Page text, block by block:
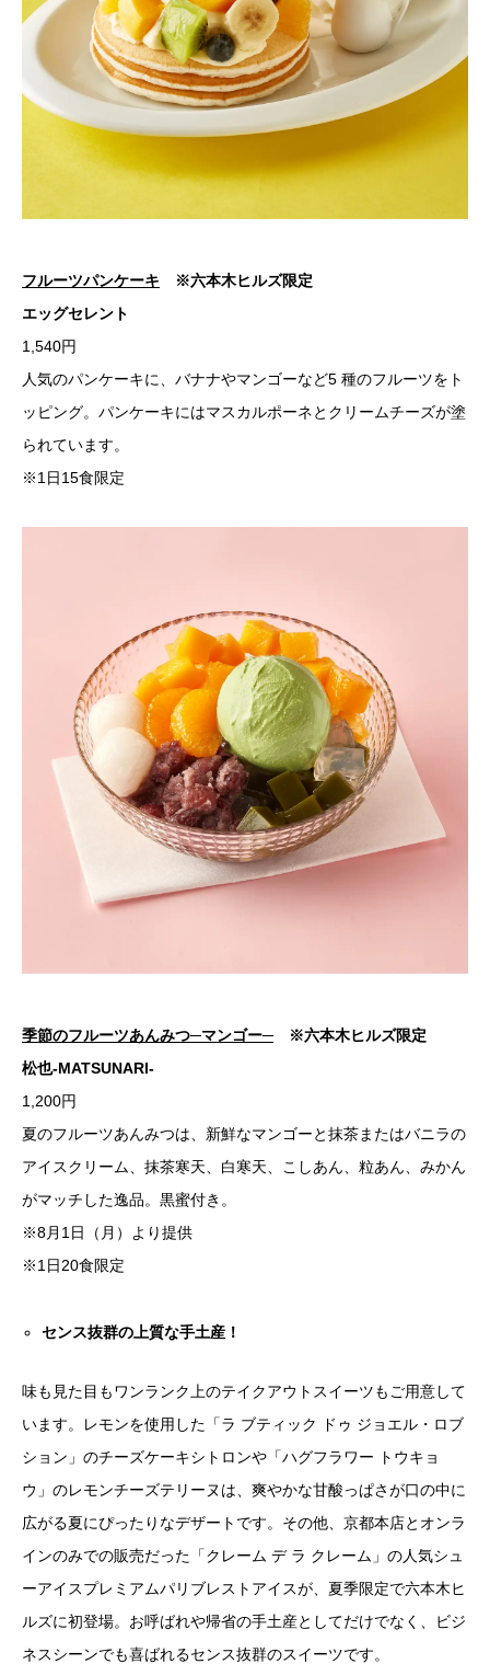
フルーツパンケーキ ※六本木ヒルズ限定
エッグセレント
1,540円
人気のパンケーキに、バナナやマンゴーなど5 種のフルーツをト
ッピング。パンケーキにはマスカルポーネとクリームチーズが塗
られています。
※1日15食限定
季節のフルーツあんみつ─マンゴー─ ※六本木ヒルズ限定
松也-MATSUNARI-
1,200円
夏のフルーツあんみつは、新鮮なマンゴーと抹茶またはバニラの
アイスクリーム、抹茶寒天、白寒天、こしあん、粒あん、みかん
がマッチした逸品。黒蜜付き。
※8月1日（月）より提供
※1日20食限定
センス抜群の上質な手土産！
味も見た目もワンランク上のテイクアウトスイーツもご用意して
います。レモンを使用した「ラ ブティック ドゥ ジョエル・ロブ
ション」のチーズケーキシトロンや「ハグフラワー トウキョ
ウ」のレモンチーズテリーヌは、爽やかな甘酸っぱさが口の中に
広がる夏にぴったりなデザートです。その他、京都本店とオンラ
インのみでの販売だった「クレーム デ ラ クレーム」の人気シュ
ーアイスプレミアムパリブレストアイスが、夏季限定で六本木ヒ
ルズに初登場。お呼ばれや帰省の手土産としてだけでなく、ビジ
ネスシーンでも喜ばれるセンス抜群のスイーツです。